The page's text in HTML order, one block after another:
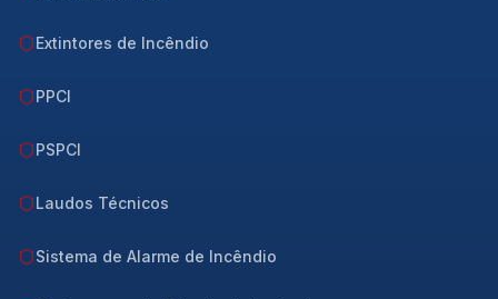
Extintores de Incêndio
PPCI
PSPCI
Laudos Técnicos
Sistema de Alarme de Incêndio